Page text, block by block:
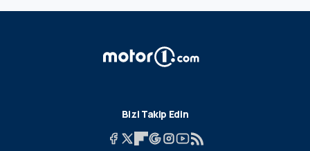
Bizi Takip Edin